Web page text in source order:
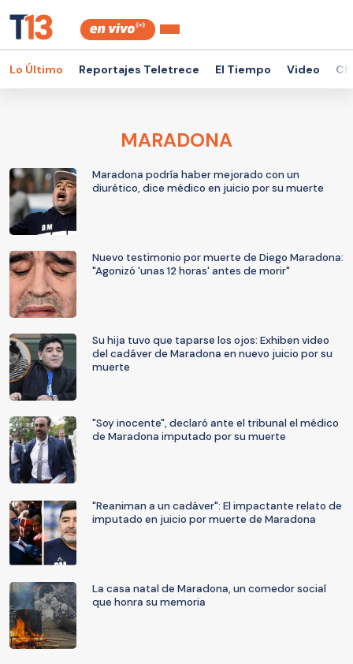
Lo Último Reportajes Teletrece El Tiempo Video
MARADONA
Maradona podría haber mejorado con un
diurético, dice médico en juicio por su muerte
Nuevo testimonio por muerte de Diego Maradona:
"Agonizó 'unas 12 horas' antes de morir"
Su hija tuvo que taparse los ojos: Exhiben video
del cadáver de Maradona en nuevo juicio por su
muerte
"Soy inocente", declaró ante el tribunal el médico
de Maradona imputado por su muerte
"Reaniman a un cadáver": El impactante relato de
imputado en juicio por muerte de Maradona
La casa natal de Maradona, un comedor social
que honra su memoria